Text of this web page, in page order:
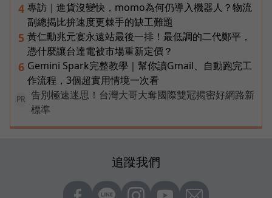
4 專訪｜進貨沒變快，momo為何仍導入機器人？物流
副總揭比拚速度更棘手的缺工難題
5 黃仁勳兆元宴永遠站最後一排！最低調的二代鄭平，
憑什麼讓台達電被市場重新定價？
6 Gemini Spark完整教學｜幫你讀Gmail、自動跑完工
作流程，3個超實用情境一次看
PR
告別極速迷思！台灣大哥大奪國際雙冠揭密好網路新
標準
追蹤我們